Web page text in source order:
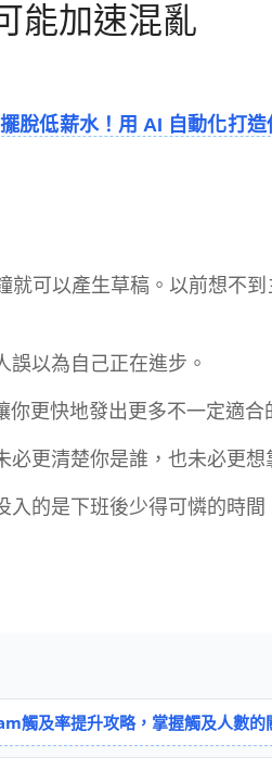
能加速混亂
脫低薪水！用 AI 自動化打
可以產生草稿。以前想不
以為自己正在進步。
更快地發出更多不一定適合
更清楚你是誰，也未必更想
的是下班後少得可憐的時間
觸及率提升攻略，掌握觸及人數